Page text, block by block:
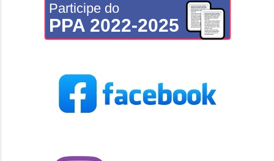
Participe do
PPA 2022-2025